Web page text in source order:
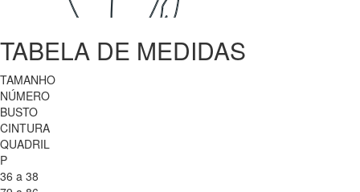
TABELA DE MEDIDAS
TAMANHO
NÚMERO
BUSTO
CINTURA
QUADRIL
P
36 a 38